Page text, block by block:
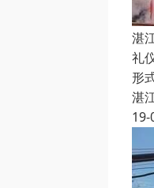
湛
礼
形
湛
19-